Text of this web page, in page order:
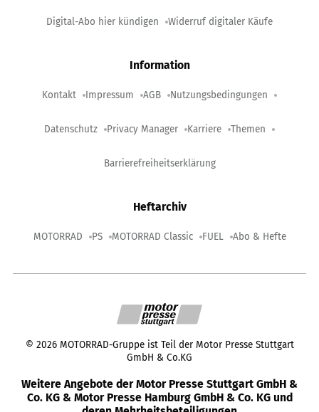
Digital-Abo hier kündigen Widerruf digitaler Käufe
Information
Kontakt Impressum AGB Nutzungsbedingungen
Datenschutz Privacy Manager Karriere Themen
Barrierefreiheitserklärung
Heftarchiv
MOTORRAD PS MOTORRAD Classic FUEL Abo & Hefte
© 2026 MOTORRAD-Gruppe ist Teil der Motor Presse Stuttgart
GmbH & Co.KG
Weitere Angebote der Motor Presse Stuttgart GmbH &
Co. KG & Motor Presse Hamburg GmbH & Co. KG und